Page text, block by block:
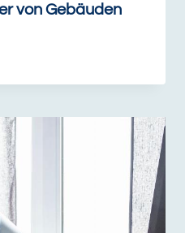
von Gebäuden